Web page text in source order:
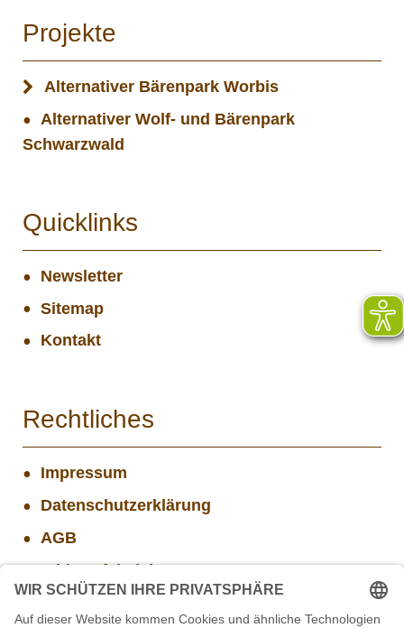
Projekte
Alternativer Bärenpark Worbis
Alternativer Wolf- und Bärenpark
Schwarzwald
Quicklinks
Newsletter
Sitemap
Kontakt
Rechtliches
Impressum
Datenschutzerklärung
AGB
Widerrufsbelehrung